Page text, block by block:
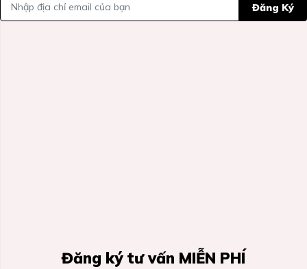
Đăng Ký
Đăng ký tư vấn MIỄN PHÍ